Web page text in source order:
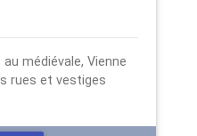
médiévale, Vienne
rues et vestiges